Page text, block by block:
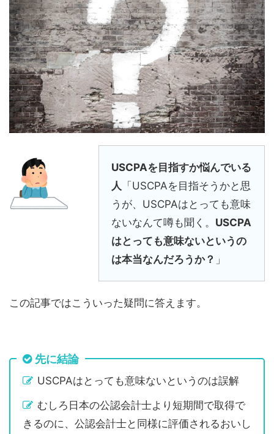
USCPAを目指すか悩んでいる
人 「USCPAを目指そうかと思
うが、USCPAはとっても意味
ないなんて噂も聞く。 USCPA
はとっても意味ないというの
は本当なんだろうか？ 」
この記事ではこういった疑問に答えます。
先に結論
USCPAはとっても意味ないというのは誤解
むしろ日本の公認会計士より短期間で取得で
きるのに、公認会計士と同様に評価されるおいし